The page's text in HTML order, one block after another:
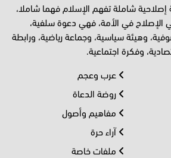
شاملة تفهم الإسلام فهما شاملا،
في الأمة، فهي دعوة سلفية،
وهيئة سياسية، وجماعة رياضية، ورابطة
وفكرة اجتماعية.
عرب وعجم
روضة الدعاة
مفاهيم وأصول
آراء حرة
ملفات خاصة